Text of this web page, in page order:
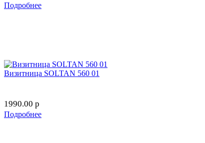
Подробнее
Визитница SOLTAN 560 01
1990.00 p
Подробнее